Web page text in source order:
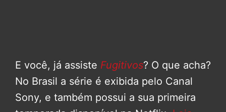
E você, já assiste Fugitivos? O que acha?
No Brasil a série é exibida pelo Canal
Sony, e também possui a sua primeira